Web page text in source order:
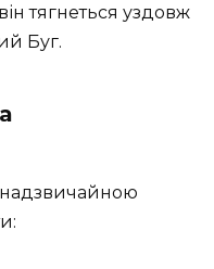
тягнеться уздовж
Буг.